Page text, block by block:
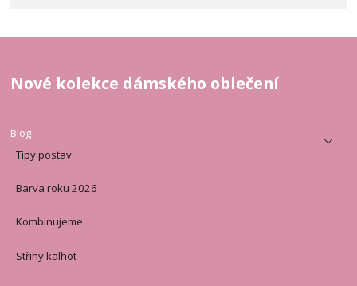
Nové kolekce dámského oblečení
Blog
Tipy postav
Barva roku 2026
Kombinujeme
Střihy kalhot